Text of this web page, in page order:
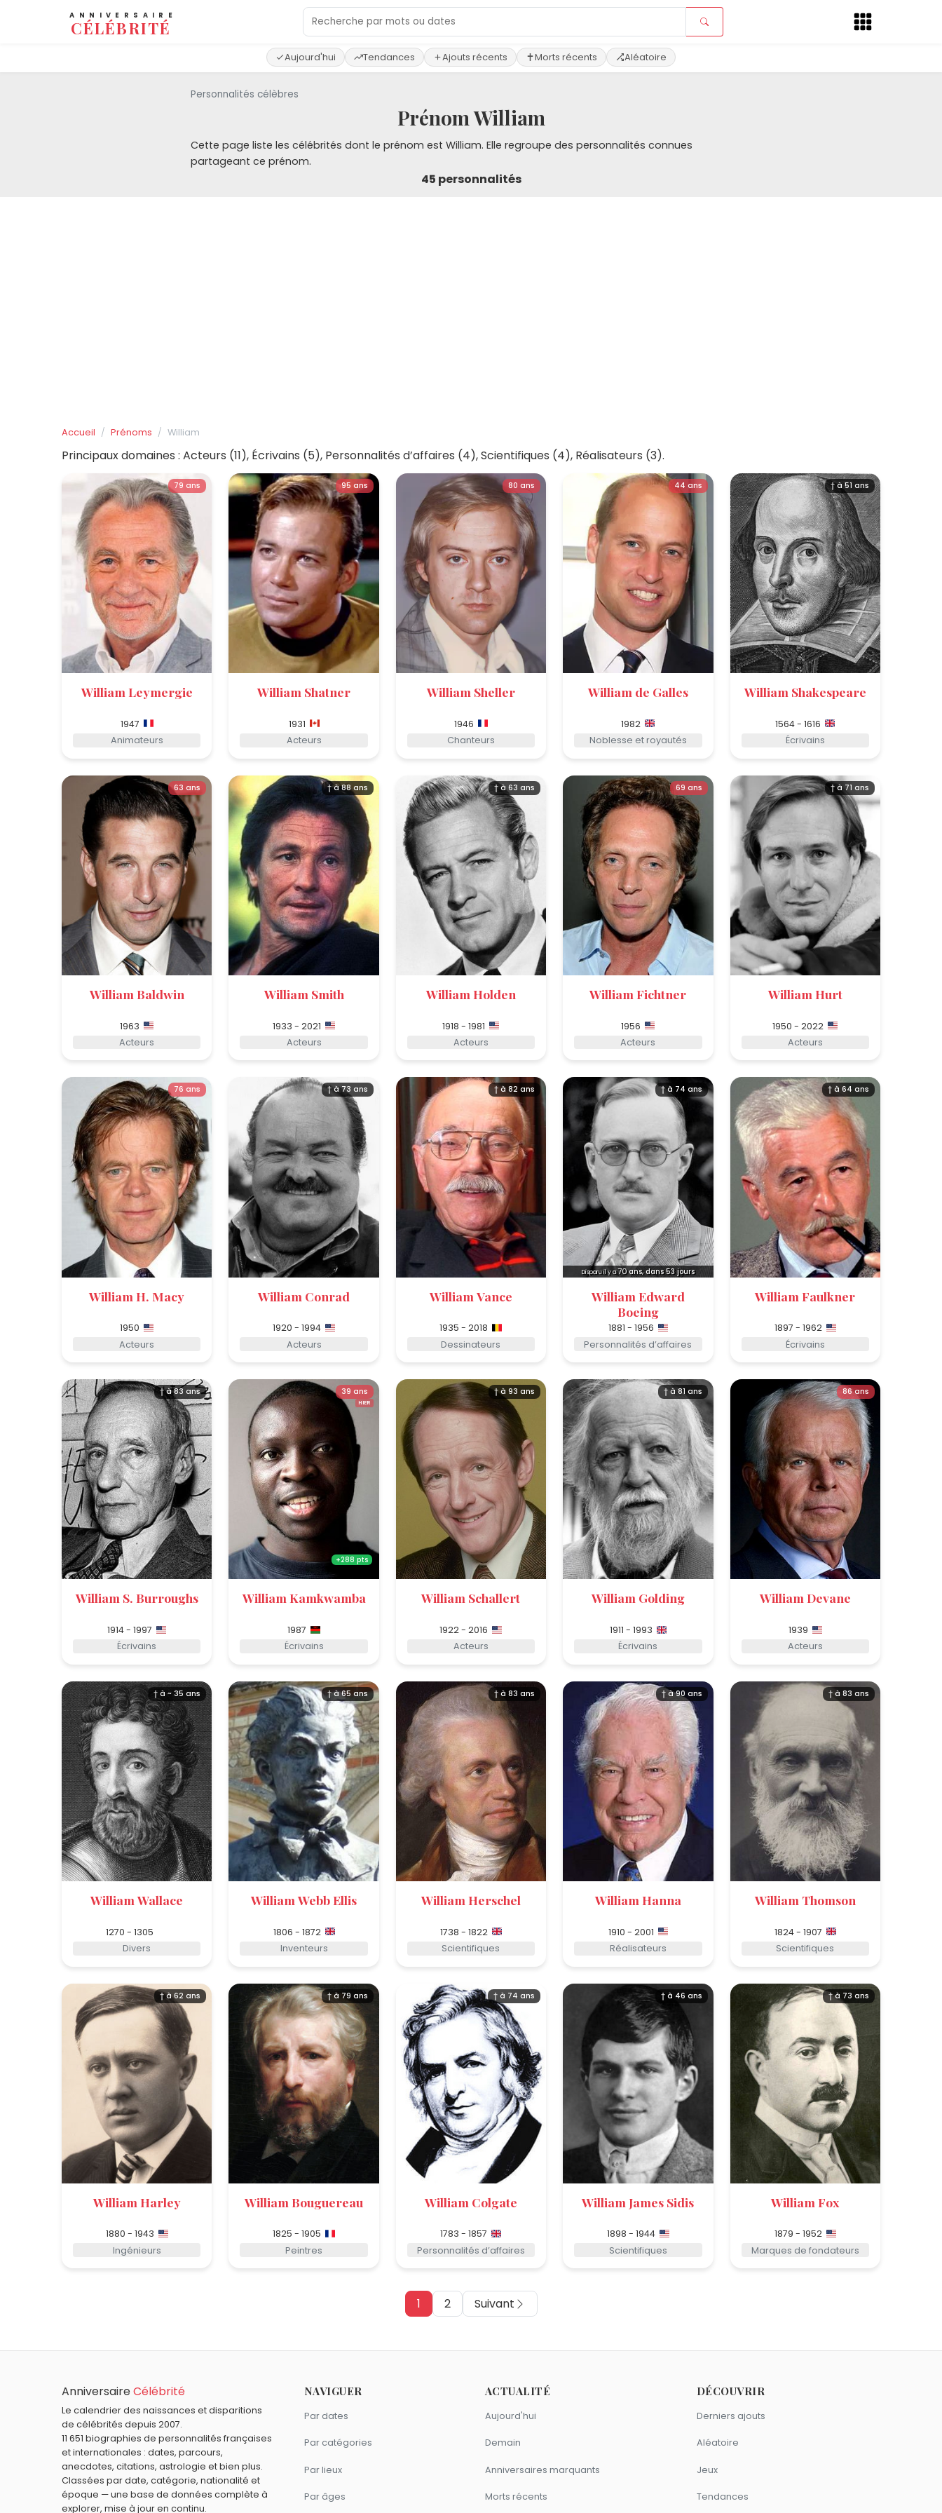
ANNIVERSAIRE
CÉLÉBRITÉ
Aujourd'hui Tendances Ajouts récents Morts récents Aléatoire
Personnalités célèbres
Prénom William
Cette page liste les célébrités dont le prénom est William. Elle regroupe des personnalités connues
partageant ce prénom.
45 personnalités
Accueil Prénoms William
Principaux domaines : Acteurs (11), Écrivains (5), Personnalités d’affaires (4), Scientifiques (4), Réalisateurs (3).
79 ans
William Leymergie
1947
Animateurs
95 ans
William Shatner
1931
Acteurs
80 ans
William Sheller
1946
Chanteurs
44 ans
William de Galles
1982
Noblesse et royautés
† à 51 ans
William Shakespeare
1564 - 1616
Écrivains
63 ans
William Baldwin
1963
Acteurs
† à 88 ans
William Smith
1933 - 2021
Acteurs
† à 63 ans
William Holden
1918 - 1981
Acteurs
69 ans
William Fichtner
1956
Acteurs
† à 71 ans
William Hurt
1950 - 2022
Acteurs
76 ans
William H. Macy
1950
Acteurs
† à 73 ans
William Conrad
1920 - 1994
Acteurs
† à 82 ans
William Vance
1935 - 2018
Dessinateurs
† à 74 ans
Disparu il y a70 ans, dans 53 jours
William Edward
Boeing
1881 - 1956
Personnalités d’affaires
† à 64 ans
William Faulkner
1897 - 1962
Écrivains
† à 83 ans
William S. Burroughs
1914 - 1997
Écrivains
39 ans
HIER
+288 pts
William Kamkwamba
1987
Écrivains
† à 93 ans
William Schallert
1922 - 2016
Acteurs
† à 81 ans
William Golding
1911 - 1993
Écrivains
86 ans
William Devane
1939
Acteurs
† à ~ 35 ans
William Wallace
1270 - 1305
Divers
† à 65 ans
William Webb Ellis
1806 - 1872
Inventeurs
† à 83 ans
William Herschel
1738 - 1822
Scientifiques
† à 90 ans
William Hanna
1910 - 2001
Réalisateurs
† à 83 ans
William Thomson
1824 - 1907
Scientifiques
† à 62 ans
William Harley
1880 - 1943
Ingénieurs
† à 79 ans
William Bouguereau
1825 - 1905
Peintres
† à 74 ans
William Colgate
1783 - 1857
Personnalités d’affaires
† à 46 ans
William James Sidis
1898 - 1944
Scientifiques
† à 73 ans
William Fox
1879 - 1952
Marques de fondateurs
1 2 Suivant
AnniversaireCélébrité
Le calendrier des naissances et disparitions
de célébrités depuis 2007.
11 651 biographies de personnalités françaises
et internationales : dates, parcours,
anecdotes, citations, astrologie et bien plus.
Classées par date, catégorie, nationalité et
époque — une base de données complète à
explorer, mise à jour en continu.
NAVIGUER
Par dates
Par catégories
Par lieux
Par âges
ACTUALITÉ
Aujourd'hui
Demain
Anniversaires marquants
Morts récents
DÉCOUVRIR
Derniers ajouts
Aléatoire
Jeux
Tendances